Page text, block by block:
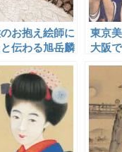
お抱え絵師に
伝わる旭岳麟
東京
大阪
江中